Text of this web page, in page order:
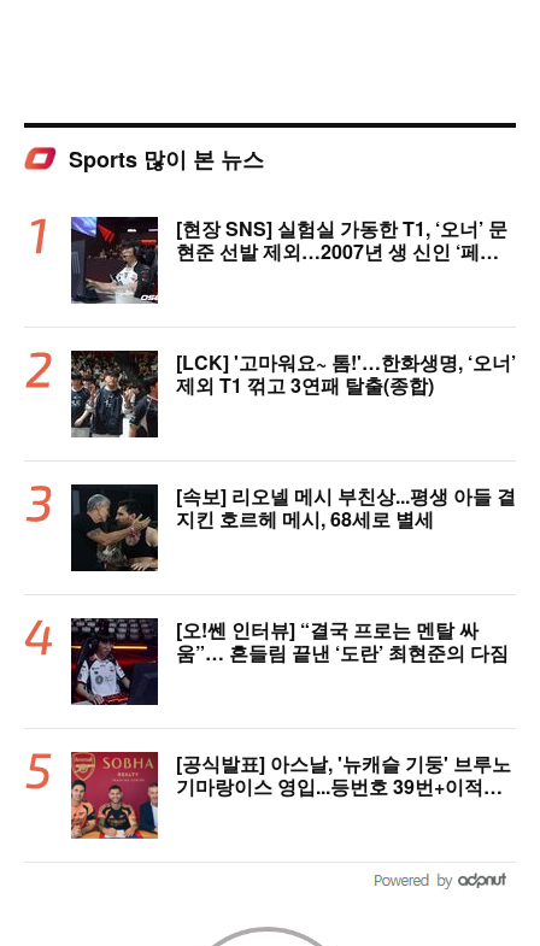
Sports 많이 본 뉴스
[현장 SNS] 실험실 가동한 T1, ‘오너’ 문
현준 선발 제외…2007년 생 신인 ‘페인
[LCK] '고마워요~ 톰!'…한화생명, ‘오너’
제외 T1 꺾고 3연패 탈출(종합)
[속보] 리오넬 메시 부친상...평생 아들 곁
지킨 호르헤 메시, 68세로 별세
[오!쎈 인터뷰] “결국 프로는 멘탈 싸
움”… 흔들림 끝낸 ‘도란’ 최현준의 다짐
[공식발표] 아스날, '뉴캐슬 기둥' 브루노
기마랑이스 영입...등번호 39번+이적료